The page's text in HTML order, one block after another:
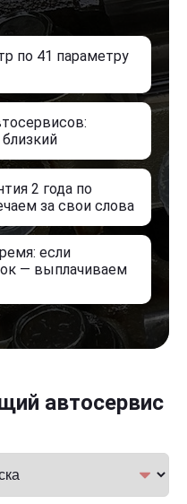
по 41 параметру
2 года по
за свои слова
если
— выплачиваем
автосервис